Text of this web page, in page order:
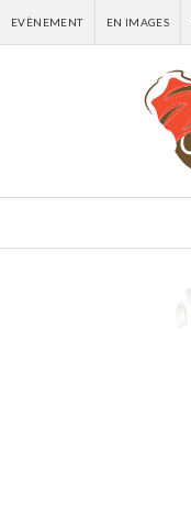
EVÈNEMENT EN IMAGES